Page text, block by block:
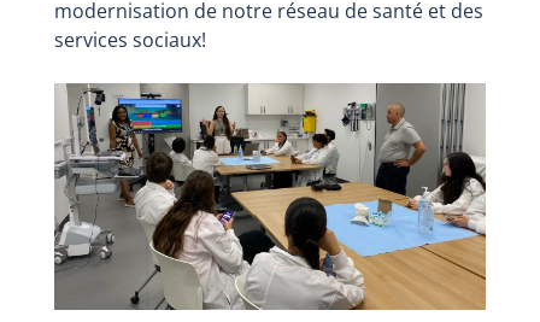
modernisation de notre réseau de santé et des
services sociaux!